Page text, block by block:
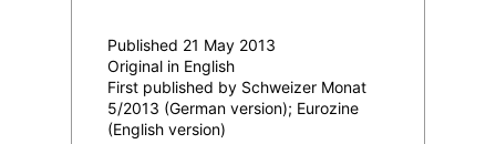
Published 21 May 2013
Original in English
First published by Schweizer Monat
5/2013 (German version); Eurozine
(English version)